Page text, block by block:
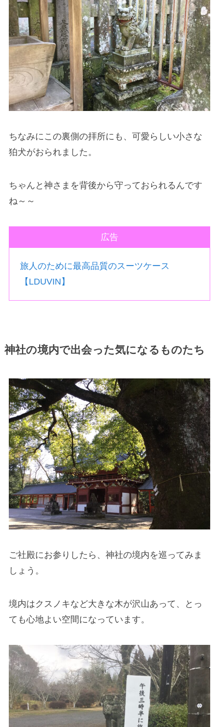
ちなみにこの裏側の拝所にも、可愛らしい小さな
狛犬がおられました。
ちゃんと神さまを背後から守っておられるんです
ね～～
広告
旅人のために最高品質のスーツケース
【LDUVIN】
神社の境内で出会った気になるものたち
ご社殿にお参りしたら、神社の境内を巡ってみま
しょう。
境内はクスノキなど大きな木が沢山あって、とっ
ても心地よい空間になっています。